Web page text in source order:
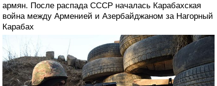
армян. После распада СССР началась Карабахская
война между Арменией и Азербайджаном за Нагорный
Карабах